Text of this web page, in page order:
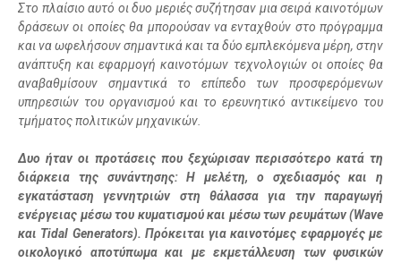
Στο πλαίσιο αυτό οι δυο μεριές συζήτησαν μια σειρά καινοτόμων
δράσεων οι οποίες θα μπορούσαν να ενταχθούν στο πρόγραμμα
και να ωφελήσουν σημαντικά και τα δύο εμπλεκόμενα μέρη, στην
ανάπτυξη και εφαρμογή καινοτόμων τεχνολογιών οι οποίες θα
αναβαθμίσουν σημαντικά το επίπεδο των προσφερόμενων
υπηρεσιών του οργανισμού και το ερευνητικό αντικείμενο του
τμήματος πολιτικών μηχανικών.
Δυο ήταν οι προτάσεις που ξεχώρισαν περισσότερο κατά τη
διάρκεια της συνάντησης: Η μελέτη, ο σχεδιασμός και η
εγκατάσταση γεννητριών στη θάλασσα για την παραγωγή
ενέργειας μέσω του κυματισμού και μέσω των ρευμάτων (Wave
και Tidal Generators). Πρόκειται για καινοτόμες εφαρμογές με
οικολογικό αποτύπωμα και με εκμετάλλευση των φυσικών